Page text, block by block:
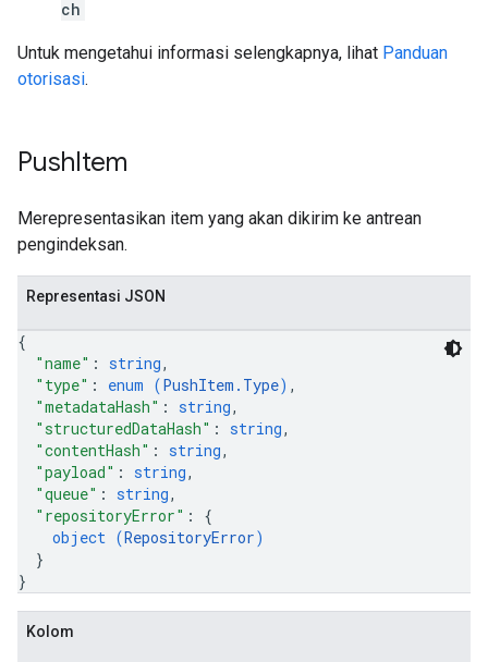
ch
Untuk mengetahui informasi selengkapnya, lihat Panduan
otorisasi.
PushItem
Merepresentasikan item yang akan dikirim ke antrean
pengindeksan.
Representasi JSON
{
"name" : string,
"type" : enum (PushItem.Type) ,
"metadataHash" : string,
"structuredDataHash" : string,
"contentHash" : string,
"payload" : string,
"queue" : string,
"repositoryError" : {
object (RepositoryError)
}
}
Kolom